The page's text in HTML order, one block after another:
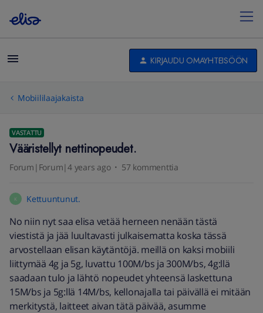
KIRJAUDU OMAYHTEISÖÖN
Mobiililaajakaista
VASTATTU
Vääristellyt nettinopeudet.
Forum|Forum|4 years ago 57 kommenttia
K Kettuuntunut.
No niin nyt saa elisa vetää herneen nenään tästä
viestistä ja jää luultavasti julkaisematta koska tässä
arvostellaan elisan käytäntöjä. meillä on kaksi mobiili
liittymää 4g ja 5g, luvattu 100M/bs ja 300M/bs, 4g:llä
saadaan tulo ja lähtö nopeudet yhteensä laskettuna
15M/bs ja 5g:llä 14M/bs, kellonajalla tai päivällä ei mitään
merkitystä, laitteet aivan tätä päivää, asumme